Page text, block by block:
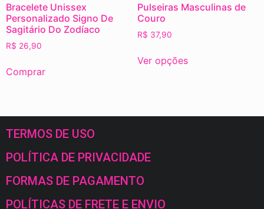
Bracelete Unissex
Personalizado Signo De
Sagitário Do Zodíaco
R$ 26,90
Comprar
Pulseiras Masculinas de
Couro
R$ 37,90
Ver opções
TERMOS DE USO
POLÍTICA DE PRIVACIDADE
FORMAS DE PAGAMENTO
POLÍTICAS DE FRETE E ENVIO